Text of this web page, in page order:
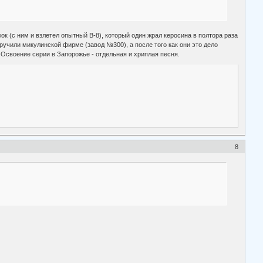
(с ним и взлетел опытный В-8), который один жрал керосина в полтора раза
микулинской фирме (завод №300), а после того как они это дело
серии в Запорожье - отдельная и хриплая песня.
8